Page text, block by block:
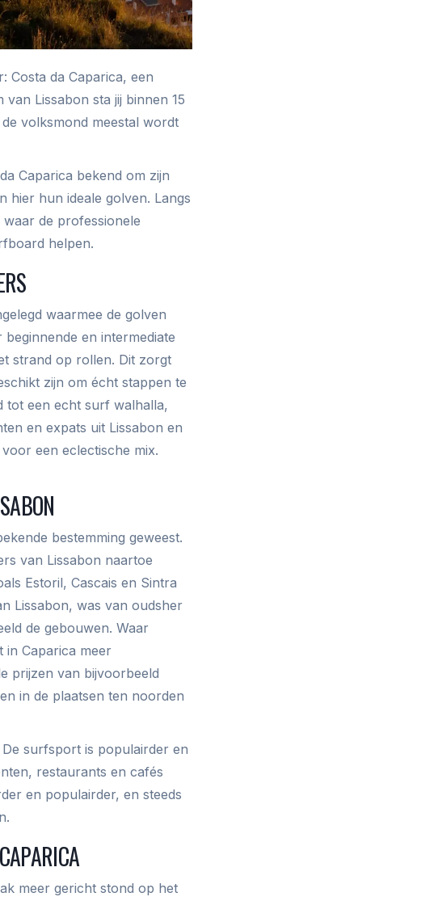
Costa da Caparica, een
Lissabon sta jij binnen 15
volksmond meestal wordt
Caparica bekend om zijn
hier hun ideale golven. Langs
de professionele
helpen.
waarmee de golven
en intermediate
strand op rollen. Dit zorgt
zijn om écht stappen te
tot een echt surf walhalla,
en expats uit Lissabon en
een eclectische mix.
bestemming geweest.
van Lissabon naartoe
Estoril, Cascais en Sintra
Lissabon, was van oudsher
de gebouwen. Waar
in Caparica meer
prijzen van bijvoorbeeld
in de plaatsen ten noorden
surfsport is populairder en
restaurants en cafés
en populairder, en steeds
meer gericht stond op het